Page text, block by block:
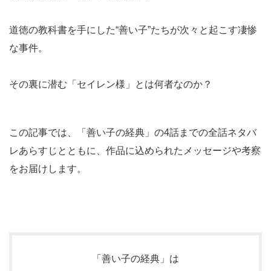
道徳の教科書を手にした“善い子”たちが次々と起こす凄惨
な事件。
その裏に潜む「セイレン様」とは何者なのか？
この記事では、「善い子の経典」の4話までの全話ネタバ
レあらすじとともに、作品に込められたメッセージや考察
をお届けします。
「善い子の経典」は